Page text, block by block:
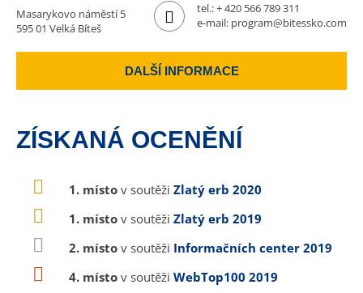
Masarykovo náměstí 5
595 01 Velká Bíteš
tel.:+ 420 566 789 311
e-mail: program@bitessko.com
DALŠÍ INFORMACE
ZÍSKANÁ OCENĚNÍ
1. místo v soutěži Zlatý erb 2020
1. místo v soutěži Zlatý erb 2019
2. místo v soutěži Informačních center 2019
4. místo v soutěži WebTop100 2019